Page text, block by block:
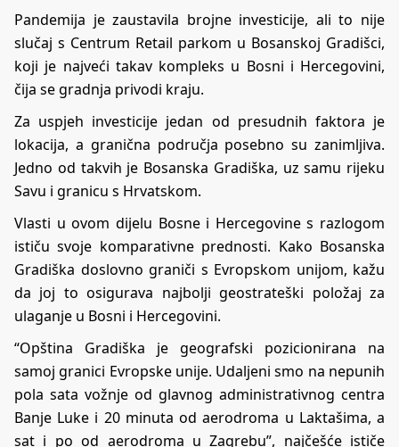
Pandemija je zaustavila brojne investicije, ali to nije
slučaj s Centrum Retail parkom u Bosanskoj Gradišci,
koji je najveći takav kompleks u Bosni i Hercegovini,
čija se gradnja privodi kraju.
Za uspjeh investicije jedan od presudnih faktora je
lokacija, a granična područja posebno su zanimljiva.
Jedno od takvih je Bosanska Gradiška, uz samu rijeku
Savu i granicu s Hrvatskom.
Vlasti u ovom dijelu Bosne i Hercegovine s razlogom
ističu svoje komparativne prednosti. Kako Bosanska
Gradiška doslovno graniči s Evropskom unijom, kažu
da joj to osigurava najbolji geostrateški položaj za
ulaganje u Bosni i Hercegovini.
“Opština Gradiška je geografski pozicionirana na
samoj granici Evropske unije. Udaljeni smo na nepunih
pola sata vožnje od glavnog administrativnog centra
Banje Luke i 20 minuta od aerodroma u Laktašima, a
sat i po od aerodroma u Zagrebu”, najčešće ističe